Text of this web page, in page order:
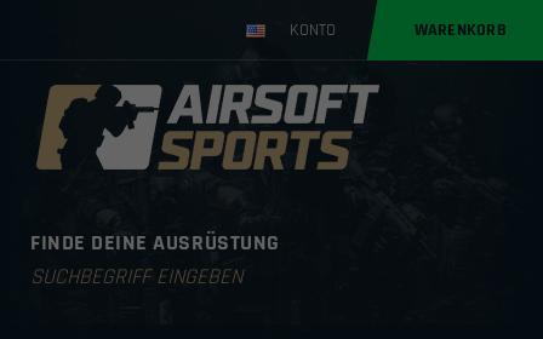
KONTO WARENKORB
FINDE DEINE AUSRÜSTUNG
Products